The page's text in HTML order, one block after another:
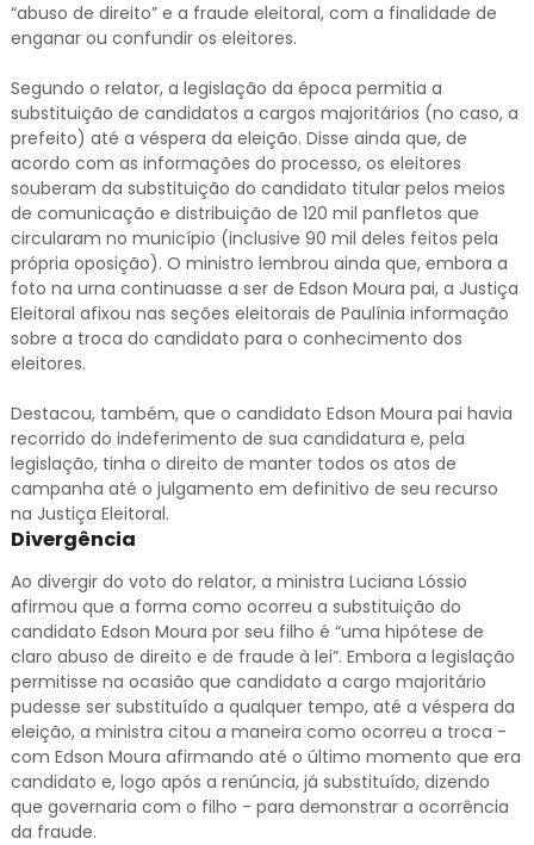
“abuso de direito” e a fraude eleitoral, com a finalidade de
enganar ou confundir os eleitores.
Segundo o relator, a legislação da época permitia a
substituição de candidatos a cargos majoritários (no caso, a
prefeito) até a véspera da eleição. Disse ainda que, de
acordo com as informações do processo, os eleitores
souberam da substituição do candidato titular pelos meios
de comunicação e distribuição de 120 mil panfletos que
circularam no município (inclusive 90 mil deles feitos pela
própria oposição). O ministro lembrou ainda que, embora a
foto na urna continuasse a ser de Edson Moura pai, a Justiça
Eleitoral afixou nas seções eleitorais de Paulínia informação
sobre a troca do candidato para o conhecimento dos
eleitores.
Destacou, também, que o candidato Edson Moura pai havia
recorrido do indeferimento de sua candidatura e, pela
legislação, tinha o direito de manter todos os atos de
campanha até o julgamento em definitivo de seu recurso
na Justiça Eleitoral.
Divergência
Ao divergir do voto do relator, a ministra Luciana Lóssio
afirmou que a forma como ocorreu a substituição do
candidato Edson Moura por seu filho é “uma hipótese de
claro abuso de direito e de fraude à lei”. Embora a legislação
permitisse na ocasião que candidato a cargo majoritário
pudesse ser substituído a qualquer tempo, até a véspera da
eleição, a ministra citou a maneira como ocorreu a troca -
com Edson Moura afirmando até o último momento que era
candidato e, logo após a renúncia, já substituído, dizendo
que governaria com o filho - para demonstrar a ocorrência
da fraude.